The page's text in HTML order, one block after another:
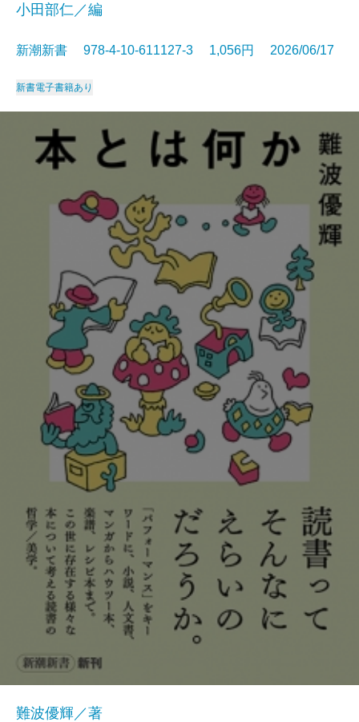
小田部仁／編
新潮新書 978-4-10-611127-3 1,056円 2026/06/17
新書電子書籍あり
難波優輝／著